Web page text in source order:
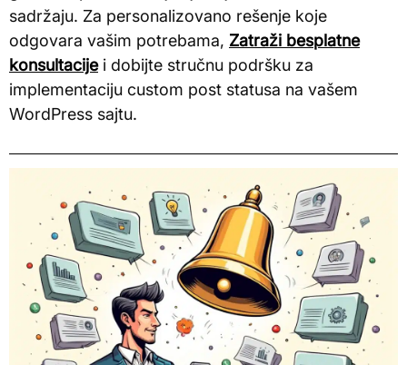
sadržaju. Za personalizovano rešenje koje
odgovara vašim potrebama, Zatraži besplatne
konsultacijei dobijte stručnu podršku za
implementaciju custom post statusa na vašem
WordPress sajtu.